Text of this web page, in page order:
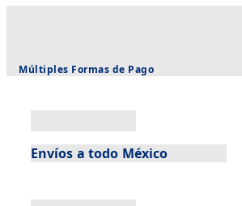
Múltiples Formas de Pago
Envíos a todo México